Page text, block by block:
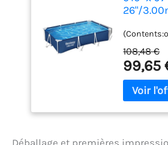
26"/
108,48 €
99,65